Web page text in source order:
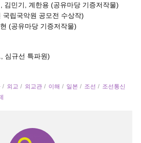
김민기, 계한용 (공유마당 기증저작물)
립국악원 공모전 수상작)
(공유마당 기증저작물)
심규선 특파원)
외교 외교관 이해 일본 조선
조선통신